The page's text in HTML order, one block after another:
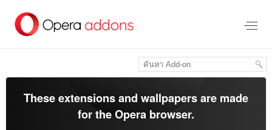
These extensions and wallpapers are made
for theOpera browser.